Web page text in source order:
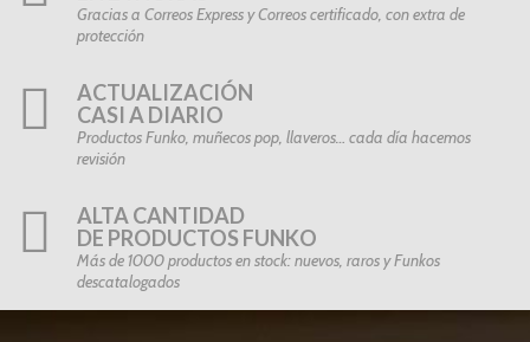
Gracias a Correos Express y Correos certificado, con extra de
protección
ACTUALIZACIÓN
CASI A DIARIO
Productos Funko, muñecos pop, llaveros… cada día hacemos
revisión
ALTA CANTIDAD
DE PRODUCTOS FUNKO
Más de 1000 productos en stock: nuevos, raros y Funkos
descatalogados